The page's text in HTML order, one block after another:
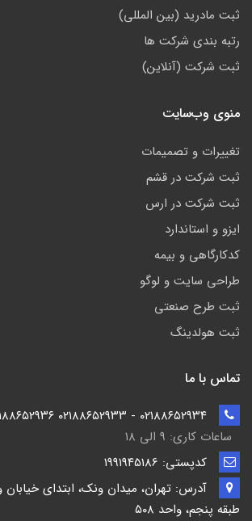
ثبت مادرید (بین المللی)
رتبه بندی شرکت ها
ثبت شرکت (آنلاین)
منوی وب‌سایت
تغییرات و تصمیمات
ثبت شرکت در قشم
ثبت شرکت در ارس
ایزو و استاندارد
کدکارگاهی و بیمه
طراحی سایت و لوگو
ثبت طرح صنعتی
ثبت هولدینگ
تماس با ما
ساعات کاری: ۹ الی ۱۸
کدپستی: ۱۹۹۱۹۴5186
آدرس: تهران، میدان ونک، ابتدای
طبقه پنجم، واحد ۵۰۸